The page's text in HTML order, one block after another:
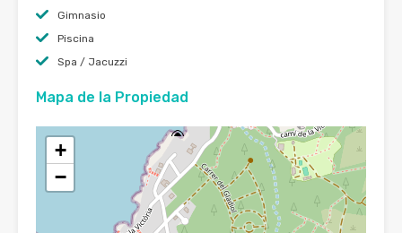
Gimnasio
Piscina
Spa / Jacuzzi
Mapa de la Propiedad
+
−